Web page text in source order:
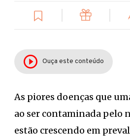
Ouça este conteúdo
As piores doenças que
ao ser contaminada pelo
estão crescendo em